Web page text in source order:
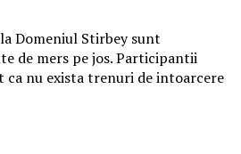
Domeniul Stirbey sunt
de mers pe jos. Participantii
ca nu exista trenuri de intoarcere